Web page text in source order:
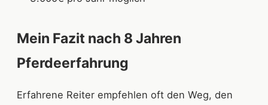
Mein Fazit nach 8 Jahren
Pferdeerfahrung
Erfahrene Reiter empfehlen oft den Weg, den